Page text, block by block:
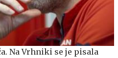
Na Vrhniki se je pisala